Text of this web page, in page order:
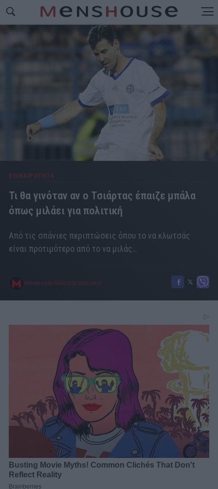
ΕΠΙΚΑΙΡΟΤΗΤΑ
Τι θα γινόταν αν ο Τσιάρτας έπαιζε μπάλα
όπως μιλάει για πολιτική
Από τις σπάνιες περιπτώσεις όπου το να κλωτσάς
είναι προτιμότερο από το να μιλάς…
MENSHOUSE TEAM 22/03/2020 04:35